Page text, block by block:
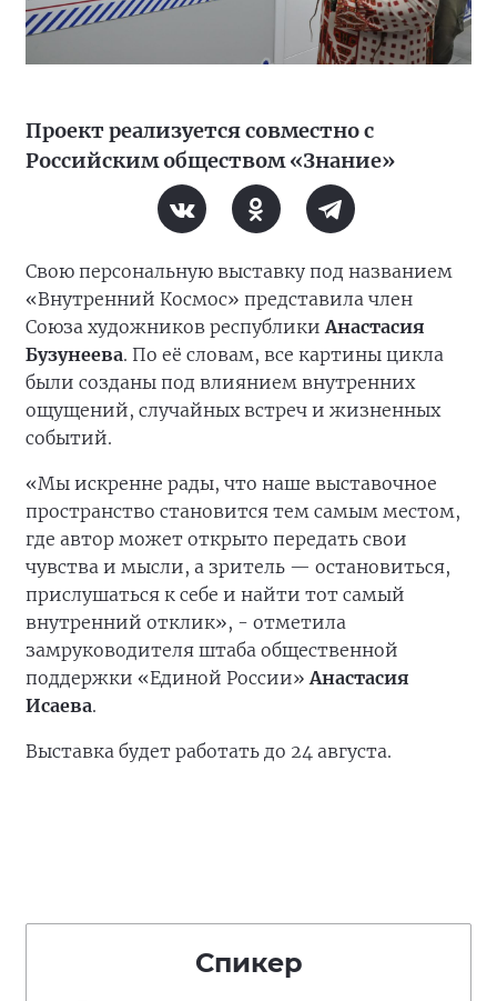
Проект реализуется совместно с
Российским обществом «Знание»
Свою персональную выставку под названием
«Внутренний Космос» представила член
Союза художников республики Анастасия
Бузунеева. По её словам, все картины цикла
были созданы под влиянием внутренних
ощущений, случайных встреч и жизненных
событий.
«Мы искренне рады, что наше выставочное
пространство становится тем самым местом,
где автор может открыто передать свои
чувства и мысли, а зритель — остановиться,
прислушаться к себе и найти тот самый
внутренний отклик», - отметила
замруководителя штаба общественной
поддержки «Единой России»Анастасия
Исаева.
Выставка будет работать до 24 августа.
Спикер